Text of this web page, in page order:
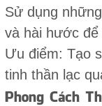
Sử dụng
và hài hước để
Ưu điểm: Tạo
tinh thần lạc
Phong Cách